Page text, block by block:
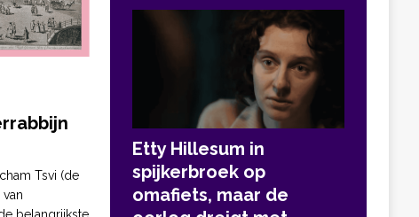
Tsvi (de
van
Etty Hillesum in
spijkerbroek op
omafiets, maar de